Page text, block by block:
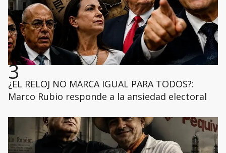
3
¿EL RELOJ NO MARCA IGUAL PARA TODOS?:
Marco Rubio responde a la ansiedad electoral